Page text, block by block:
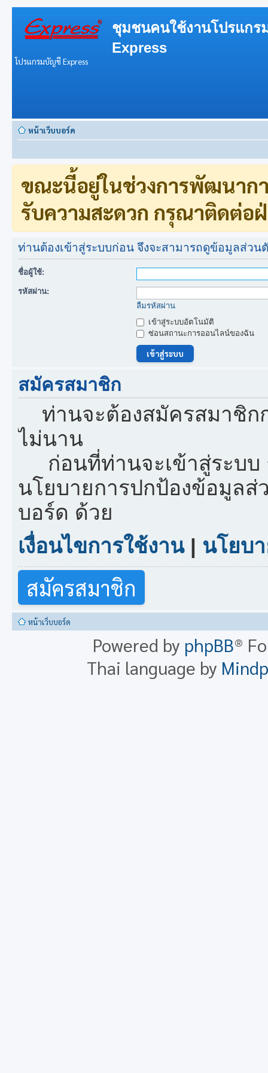
ชุมชนคนใช้งานโปรแก
Express
โปรแกรมบัญชี Express
หน้าเว็บบอร์ด
ขณะนี้อยู่ในช่วงการพัฒนาก
รับความสะดวก กรุณาติดต่อ
ท่านต้องเข้าสู่ระบบก่อน จึงจะสามารถดูข้อมูลส่วน
ชื่อผู้ใช้:
รหัสผ่าน:
ลืมรหัสผ่าน
เข้าสู่ระบบอัตโนมัติ
ซ่อนสถานะการออนไลน์ของฉัน
สมัครสมาชิก
ท่านจะต้องสมัครสมาชิก
ไม่นาน
ก่อนที่ท่านจะเข้าสู่ระบบ
นโยบายการปกป้องข้อมูล
บอร์ด ด้วย
เงื่อนไขการใช้งาน| นโยบ
สมัครสมาชิก
หน้าเว็บบอร์ด
Powered by phpBB®
Thai language by